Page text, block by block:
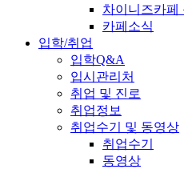
차이니즈카페
카페소식
입학/취업
입학Q&A
입시관리처
취업 및 진로
취업정보
취업수기 및 동영상
취업수기
동영상